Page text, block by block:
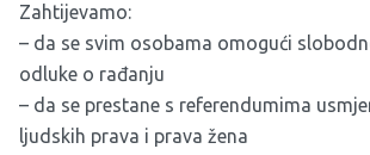
Zahtijevamo:
– da se svim osobama omogući
odluke o rađanju
– da se prestane s referendumima
ljudskih prava i prava žena